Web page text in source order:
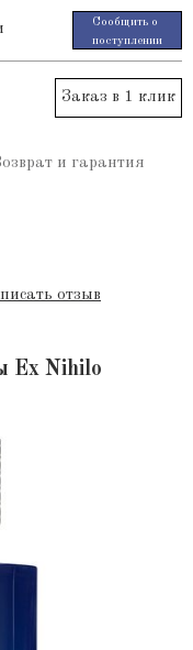
Сообщить о
поступлении
Заказ в 1 клик
и гарантия
отзыв
Ex Nihilo